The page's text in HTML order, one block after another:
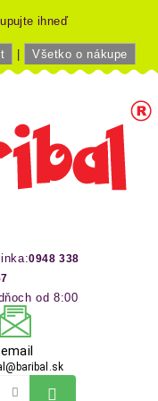
ihneď
Všetko o nákupe
0948 338
od 8:00
hod
email